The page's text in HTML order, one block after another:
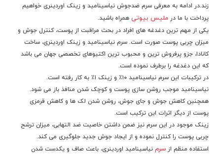
زند.در ادامه به معرفی سرم ضدجوش نیاسینامید و زینک اوردینری خواهیم
پرداخت با ما در ملیس بیوتی همراه باشید.
یکی از مهم ترین دغدغه های افراد در بحث مراقبت از پوست، کنترل جوش و
میزان چربی پوست صورت است. سرم نیاسینامید و زینک اوردینری، ساخت
کانادا، جزو پرفروش ترین و محبوب ترین اکتیوهای تخصصی جهان می باشد
که این دغدغه را برطرف نموده است.
در ترکیبات این سرم نیاسینامید ۱۰
٪ و زینک ۱ ٪ به کار رفته است.
نیاسینامید موجب روشن سازی پوست و کوچک شدن منافذ باز می شود.
همچنین کاهش جوش و جای جوش، روشن شدن لک ها و کاهش قرمزی
پوست از دیگر اثرات این ترکیب است.
زینک موجود در این سرم نیز ضمن داشتن خاصیت ضد التهابی، میزان ترشح
چربی پوست را کنترل نموده و از ایجاد جوش جدید جلوگیری می کند.
استفاده منظم از سرم نیاسینامید اوردینری، باعث صاف و یکدست شدن